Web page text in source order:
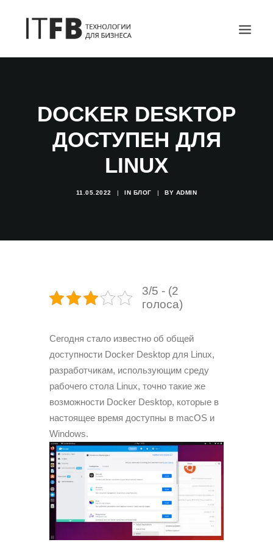
АДМИНИСТРИРОВАНИЕ СЕРВЕРОВ
ИТ УСЛУГИ
DOCKER DESKTOP
ДОСТУПЕН ДЛЯ
LINUX
11.05.2022 | IN БЛОГ | BY ADMIN
3/5 - (2
голоса)
Сегодня стало известно об общей
доступности Docker Desktop для Linux,
разработчикам, использующим среду
рабочего стола Linux, точно такие же
возможности Docker Desktop, которые в
настоящее время доступны в macOS и
Windows.